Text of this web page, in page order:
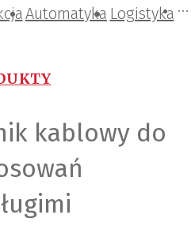
Automatyka Logistyka
kablowy do